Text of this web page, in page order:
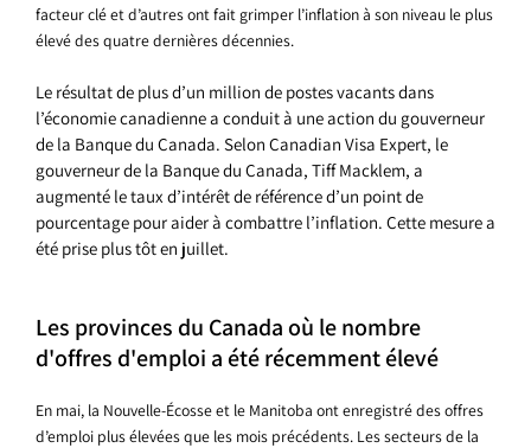
facteur clé et d’autres ont fait grimper l’inflation à son niveau le plus
élevé des quatre dernières décennies.
Le résultat de plus d’un million de postes vacants dans
l’économie canadienne a conduit à une action du gouverneur
de la Banque du Canada. Selon Canadian Visa Expert, le
gouverneur de la Banque du Canada, Tiff Macklem, a
augmenté le taux d’intérêt de référence d’un point de
pourcentage pour aider à combattre l’inflation. Cette mesure a
été prise plus tôt en juillet.
Les provinces du Canada où le nombre
d'offres d'emploi a été récemment élevé
En mai, la Nouvelle-Écosse et le Manitoba ont enregistré des offres
d’emploi plus élevées que les mois précédents. Les secteurs de la